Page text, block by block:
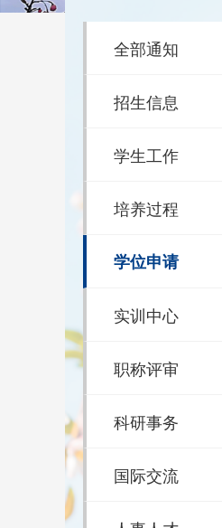
全部通知
招生信息
学生工作
培养过程
学位申请
实训中心
职称评审
科研事务
国际交流